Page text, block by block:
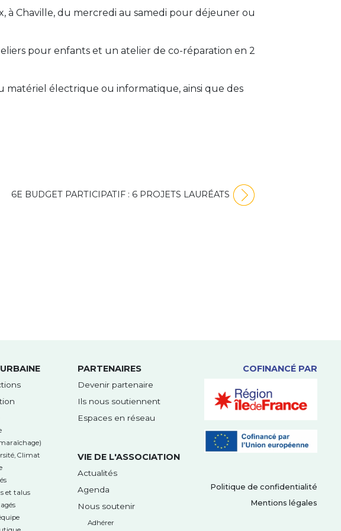
à Chaville, du mercredi au samedi pour déjeuner ou
pour enfants et un atelier de co-réparation en 2
matériel électrique ou informatique, ainsi que des
6E BUDGET PARTICIPATIF : 6 PROJETS LAURÉATS
Climat
et talus
PARTENAIRES
Devenir partenaire
Ils nous soutiennent
Espaces en réseau
VIE DE L'ASSOCIATION
Actualités
Agenda
Nous soutenir
Adhérer
COFINANCÉ PAR
Politique de confidentialité
Mentions légales